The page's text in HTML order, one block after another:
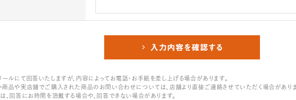
ールにて回答いたしますが、内容によってお電話・お手紙を差し上げる場合があります。
商品や実店舗でご購入された商品のお問い合わせについては、店舗より直接ご連絡させていただく場合がありま
は、回答にお時間を頂戴する場合や、回答できない場合があります。